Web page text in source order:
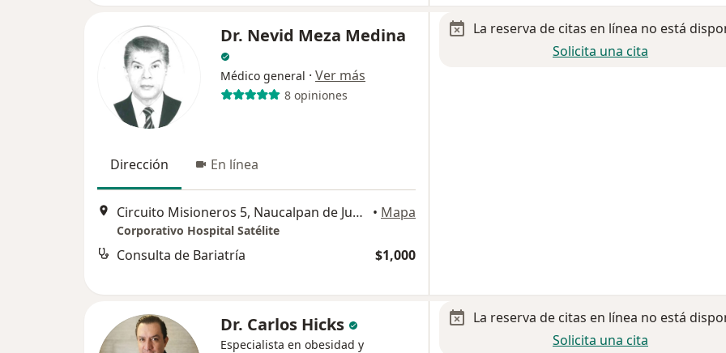
Dr. Nevid Meza Medina
Médico general · Ver más
8 opiniones
Dirección En línea
Circuito Misioneros 5, Naucalpan de Juárez • Mapa
Corporativo Hospital Satélite
Consulta de Bariatría $1,000
La reserva de citas en línea no está
Solicita una cita
Dr. Carlos Hicks
Especialista en obesidad y
La reserva de citas en línea no está
Solicita una cita